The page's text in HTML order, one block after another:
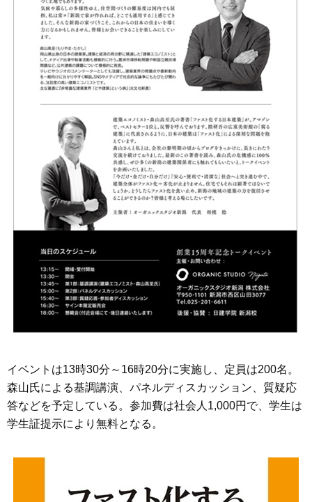
イベントは13時30分～16時20分に実施し、定員は200名。
森山氏による基調講演、パネルディスカッション、質疑応
答などを予定している。参加費は社会人1,000円で、学生は
学生証提示により無料となる。